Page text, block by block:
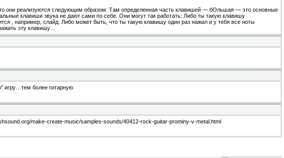
они реализуются следующим образом: Там определенная часть клавишей — бОльшая — это основные
клавиши звука не дают сами по себе. Они могут так работать: Либо ты такую клавишу
, например, слайд. Либо может быть, что ты такую клавишу один раз нажал и у тебя все ноты
эту клавишу…
игру…тем более гитарную
make-create-music/samples-sounds/40412-rock-guitar-prominy-v-metal.html